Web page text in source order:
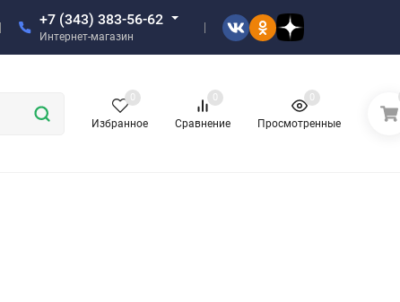
+7 (343) 383-56-62
Интернет-магазин
Избранное
0
Сравнение
0
Просмотренные
0